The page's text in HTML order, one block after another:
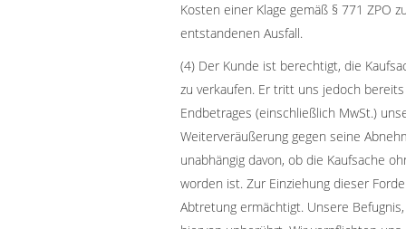
Kosten einer Klage gemäß § 771 ZPO
entstandenen Ausfall.
(4) Der Kunde ist berechtigt, die
zu verkaufen. Er tritt uns jedoch
Endbetrages (einschließlich MwSt.)
Weiterveräußerung gegen seine
unabhängig davon, ob die Kaufsache
worden ist. Zur Einziehung dieser
Abtretung ermächtigt. Unsere